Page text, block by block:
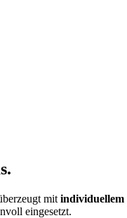
mit individuellem
eingesetzt.